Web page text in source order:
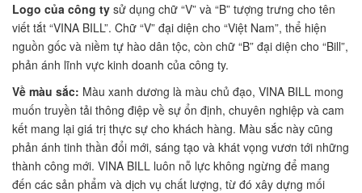
Logo của công ty sử dụng chữ “V” và “B” tượng trưng cho tên
viết tắt “VINA BILL”. Chữ “V” đại diện cho “Việt Nam”, thể hiện
nguồn gốc và niềm tự hào dân tộc, còn chữ “B” đại diện cho “Bill”,
phản ánh lĩnh vực kinh doanh của công ty.
Về màu sắc: Màu xanh dương là màu chủ đạo, VINA BILL mong
muốn truyền tải thông điệp về sự ổn định, chuyên nghiệp và cam
kết mang lại giá trị thực sự cho khách hàng. Màu sắc này cũng
phản ánh tinh thần đổi mới, sáng tạo và khát vọng vươn tới những
thành công mới. VINA BILL luôn nỗ lực không ngừng để mang
đến các sản phẩm và dịch vụ chất lượng, từ đó xây dựng mối